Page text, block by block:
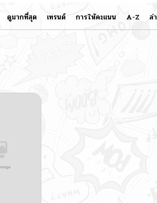
ดูมากที่สุด เทรนด์ การให้คะแนน A-Z ล่